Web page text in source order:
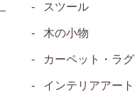
スツール
木の小物
カーペット・ラグ
インテリアアート